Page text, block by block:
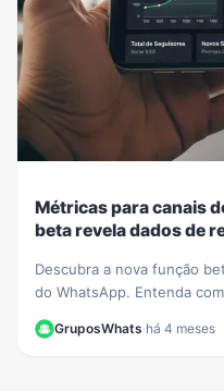
Métricas para canais
beta revela dados de
Descubra a nova função
do WhatsApp. Entenda
GruposWhats·há 4 meses